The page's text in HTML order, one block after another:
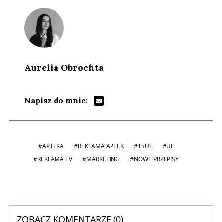
Aurelia Obrochta
Napisz do mnie:
#APTEKA #REKLAMA APTEK #TSUE
#UE
#REKLAMA TV
#MARKETING #NOWE PRZEPISY
ZOBACZ KOMENTARZE (0)